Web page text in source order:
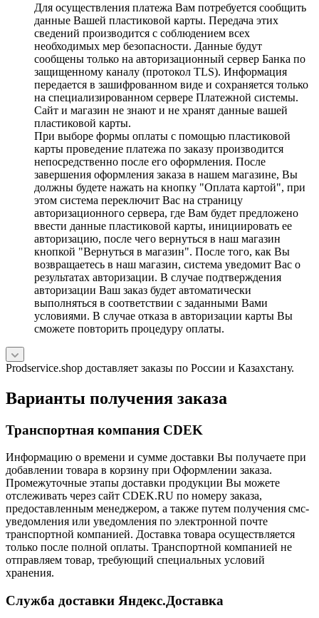
Для осуществления платежа Вам потребуется сообщить
данные Вашей пластиковой карты. Передача этих
сведений производится с соблюдением всех
необходимых мер безопасности. Данные будут
сообщены только на авторизационный сервер Банка по
защищенному каналу (протокол TLS). Информация
передается в зашифрованном виде и сохраняется только
на специализированном сервере Платежной системы.
Сайт и магазин не знают и не хранят данные вашей
пластиковой карты.
При выборе формы оплаты с помощью пластиковой
карты проведение платежа по заказу производится
непосредственно после его оформления. После
завершения оформления заказа в нашем магазине, Вы
должны будете нажать на кнопку "Оплата картой", при
этом система переключит Вас на страницу
авторизационного сервера, где Вам будет предложено
ввести данные пластиковой карты, инициировать ее
авторизацию, после чего вернуться в наш магазин
кнопкой "Вернуться в магазин". После того, как Вы
возвращаетесь в наш магазин, система уведомит Вас о
результатах авторизации. В случае подтверждения
авторизации Ваш заказ будет автоматически
выполняться в соответствии с заданными Вами
условиями. В случае отказа в авторизации карты Вы
сможете повторить процедуру оплаты.
Prodservice.shop доставляет заказы по России и Казахстану.
Варианты получения заказа
Транспортная компания CDEK
Информацию о времени и сумме доставки Вы получаете при
добавлении товара в корзину при Оформлении заказа.
Промежуточные этапы доставки продукции Вы можете
отслеживать через сайт CDEK.RU по номеру заказа,
предоставленным менеджером, а также путем получения смс-
уведомления или уведомления по электронной почте
транспортной компанией. Доставка товара осуществляется
только после полной оплаты. Транспортной компанией не
отправляем товар, требующий специальных условий
хранения.
Служба доставки Яндекс.Доставка